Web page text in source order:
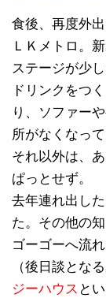
食後、再度外出
ＬＫメトロ。
ステージが少
ドリンクをつ
り、ソファー
所がなくなって
それ以外は、
ぱっとせず。
去年連れ出し
た。その他の
ゴーゴーへ流
（後日談とな
ジーハウス と